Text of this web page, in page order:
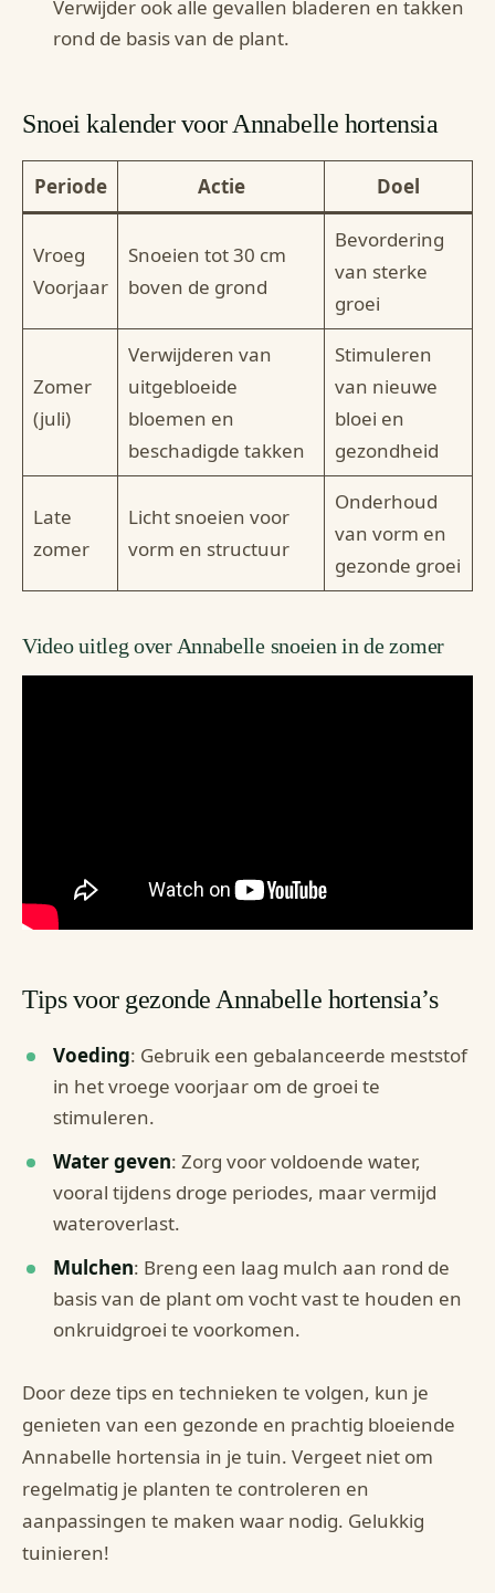
Verwijder ook alle gevallen bladeren en takken
rond de basis van de plant.
Snoei kalender voor Annabelle hortensia
Periode Actie Doel
Vroeg
Voorjaar
Snoeien tot 30 cm
boven de grond
Bevordering
van sterke
groei
Zomer
(juli)
Verwijderen van
uitgebloeide
bloemen en
beschadigde takken
Stimuleren
van nieuwe
bloei en
gezondheid
Late
zomer
Licht snoeien voor
vorm en structuur
Onderhoud
van vorm en
gezonde groei
Video uitleg over Annabelle snoeien in de zomer
Tips voor gezonde Annabelle hortensia’s
Voeding: Gebruik een gebalanceerde meststof
in het vroege voorjaar om de groei te
stimuleren.
Water geven: Zorg voor voldoende water,
vooral tijdens droge periodes, maar vermijd
wateroverlast.
Mulchen: Breng een laag mulch aan rond de
basis van de plant om vocht vast te houden en
onkruidgroei te voorkomen.
Door deze tips en technieken te volgen, kun je
genieten van een gezonde en prachtig bloeiende
Annabelle hortensia in je tuin. Vergeet niet om
regelmatig je planten te controleren en
aanpassingen te maken waar nodig. Gelukkig
tuinieren!